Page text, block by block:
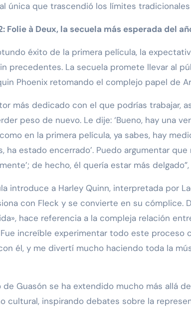
única que trascendió los límites
Folie à Deux, la secuela más esperada del
éxito de la primera película, la
precedentes. La secuela promete llevar al
Phoenix retomando el complejo papel de
más dedicado con el que podrías trabajar,
peso de nuevo. Le dije: ‘Bueno, hay una
en la primera película, ya sabes, hay
ha estado encerrado’. Puedo argumentar
de hecho, él quería estar más
introduce a Harley Quinn, interpretada por
con Fleck y se convierte en su cómplice.
hace referencia a la compleja relación
increíble experimentar todo este proceso
él, y me divertí mucho haciendo toda la
de Guasón se ha extendido mucho más allá
cultural, inspirando debates sobre la